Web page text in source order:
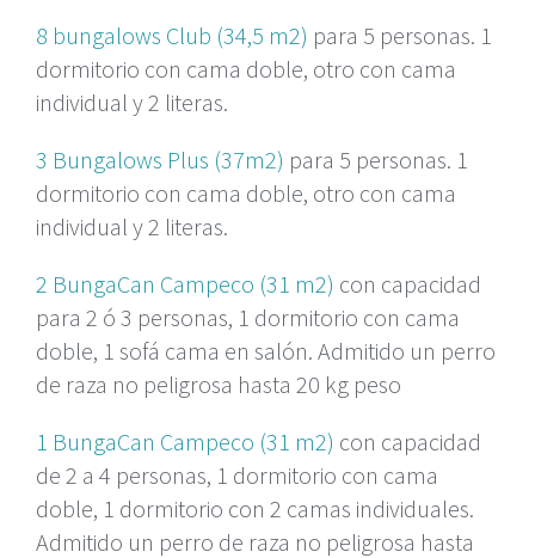
8 bungalows Club (34,5 m2) para 5 personas. 1
dormitorio con cama doble, otro con cama
individual y 2 literas.
3 Bungalows Plus (37m2) para 5 personas. 1
dormitorio con cama doble, otro con cama
individual y 2 literas.
2 BungaCan Campeco (31 m2) con capacidad
para 2 ó 3 personas, 1 dormitorio con cama
doble, 1 sofá cama en salón. Admitido un perro
de raza no peligrosa hasta 20 kg peso
1 BungaCan Campeco (31 m2) con capacidad
de 2 a 4 personas, 1 dormitorio con cama
doble, 1 dormitorio con 2 camas individuales.
Admitido un perro de raza no peligrosa hasta